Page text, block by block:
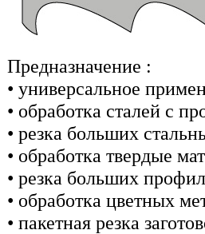
Предназначение :
• универсальное
• обработка сталей с
• резка больших
• обработка твердые
• резка больших
• обработка цветных
• пакетная резка